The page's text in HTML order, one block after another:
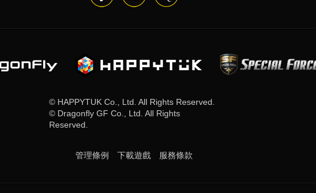
© HAPPYTUK Co., Ltd. All Rights Reserved.
© Dragonfly GF Co., Ltd. All Rights
Reserved.
管理條例 下載遊戲 服務條款​